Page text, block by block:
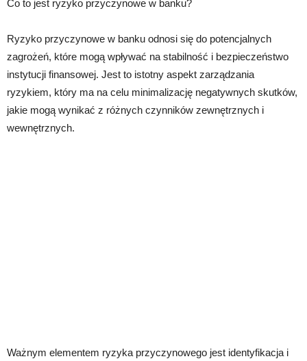
Co to jest ryzyko przyczynowe w banku?
Ryzyko przyczynowe w banku odnosi się do potencjalnych
zagrożeń, które mogą wpływać na stabilność i bezpieczeństwo
instytucji finansowej. Jest to istotny aspekt zarządzania
ryzykiem, który ma na celu minimalizację negatywnych skutków,
jakie mogą wynikać z różnych czynników zewnętrznych i
wewnętrznych.
Ważnym elementem ryzyka przyczynowego jest identyfikacja i